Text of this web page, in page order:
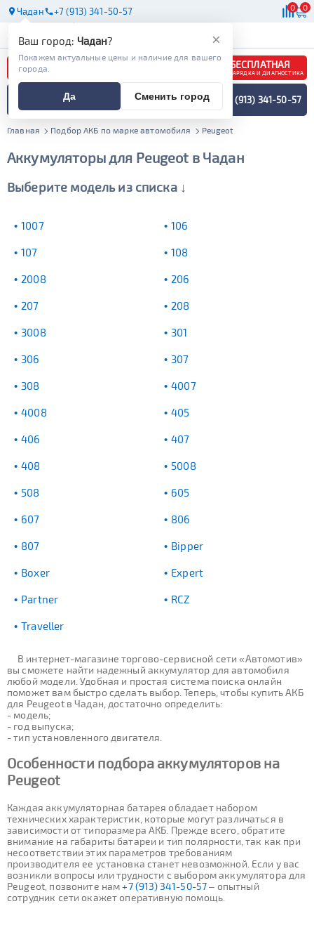
Чадан +7 (913) 341-50-57 0 0
АКБ
БЕСПЛАТНАЯ
ЗАРЯДКА И ДИАГНОСТИКА
ПОДБОР АККУМУЛЯТОРА
СПЕЦИАЛИСТОМ +7 (913) 341-50-57
Главная Подбор АКБ по марке автомобиля Peugeot
Аккумуляторы для Peugeot в Чадан
Выберите модель из списка ↓
1007 106
107 108
2008 206
207 208
3008 301
306 307
308 4007
4008 405
406 407
408 5008
508 605
607 806
807 Bipper
Boxer Expert
Partner RCZ
Traveller
В интернет-магазине торгово-сервисной сети «Автомотив»
вы сможете найти надежный аккумулятор для автомобиля
любой модели. Удобная и простая система поиска онлайн
поможет вам быстро сделать выбор. Теперь, чтобы купить АКБ
для Peugeot в Чадан, достаточно определить:
- модель;
- год выпуска;
- тип установленного двигателя.
Особенности подбора аккумуляторов на
Peugeot
Каждая аккумуляторная батарея обладает набором
технических характеристик, которые могут различаться в
зависимости от типоразмера АКБ. Прежде всего, обратите
внимание на габариты батареи и тип полярности, так как при
несоответствии этих параметров требованиям
производителя ее установка станет невозможной. Если у вас
возникли вопросы или трудности с выбором аккумулятора для
Peugeot, позвоните нам+7 (913) 341-50-57– опытный
сотрудник сети окажет оперативную помощь.
×
Ваш город: Чадан?
Покажем актуальные цены и наличие для вашего
города.
Да Сменить город